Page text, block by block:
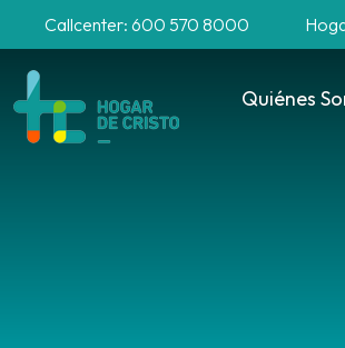
Callcenter: 600 570 8000
Quiénes